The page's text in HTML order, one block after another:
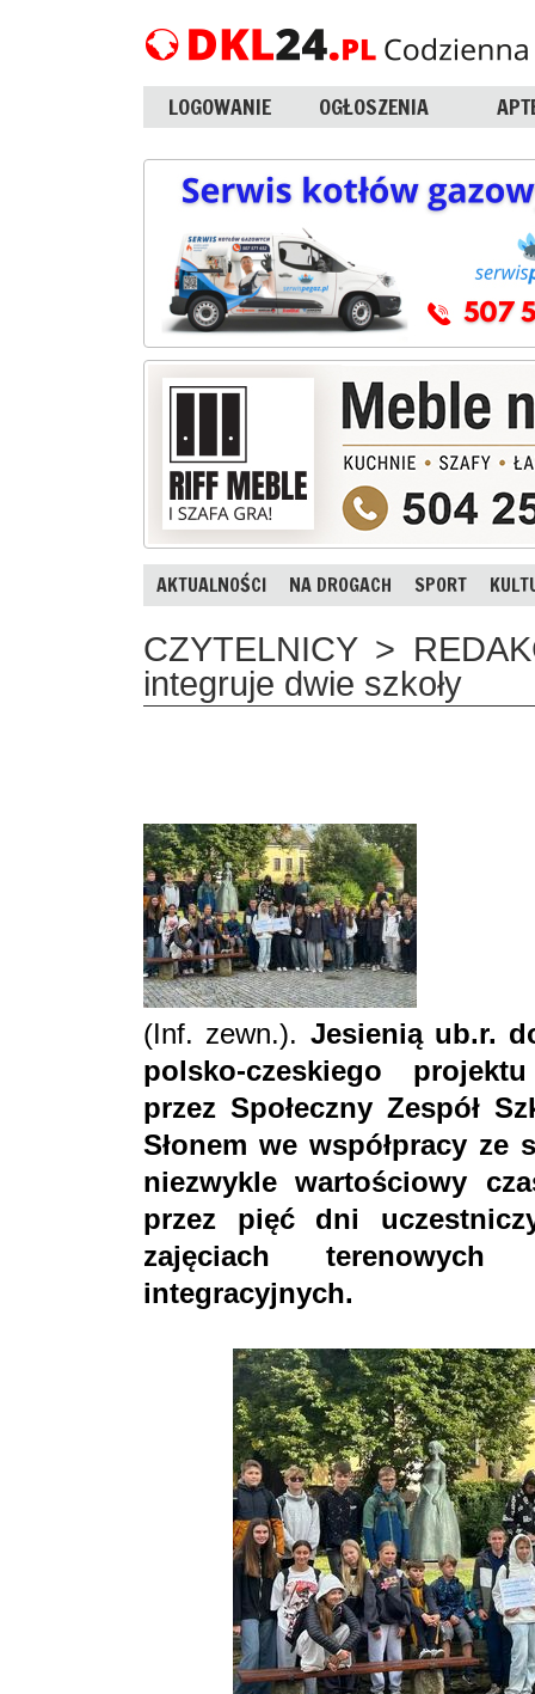
LOGOWANIE OGŁOSZENIA
AKTUALNOŚCI NA DROGACH SPORT
CZYTELNICY >
integruje dwie szkoły
(Inf. zewn.). Jesienią ub.r.
polsko-czeskiego
przez Społeczny Zespół
Słonem we współpracy ze
niezwykle wartościowy
przez pięć dni
zajęciach terenowych
integracyjnych.